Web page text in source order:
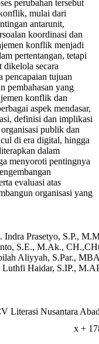
perubahan tersebut
mulai dari
antarunit,
koordinasi dan
konflik menjadi
pertentangan, tetapi
dikelola secara
pencapaian tujuan
pembahasan yang
konflik dan
aspek mendasar,
definisi dan implikasi
publik dan
di era digital, hingga
dalam
menyoroti pentingnya
evaluasi atas
organisasi yang
Indra Prasetyo, S.P.,
S.E., M.Ak.,
Aliyyah, S.Par.,
Luthfi Haidar, S.IP.,
Literasi Nusantara
x +